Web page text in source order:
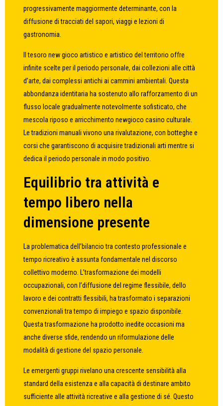
progressivamente maggiormente determinante, con la
diffusione di tracciati del sapori, viaggi e lezioni di
gastronomia.
Il tesoro new gioco artistico e artistico del territorio offre
infinite scelte per il periodo personale, dai collezioni alle città
d’arte, dai complessi antichi ai cammini ambientali. Questa
abbondanza identitaria ha sostenuto allo rafforzamento di un
flusso locale gradualmente notevolmente sofisticato, che
mescola riposo e arricchimento newgioco casino culturale.
Le tradizioni manuali vivono una rivalutazione, con botteghe e
corsi che garantiscono di acquisire tradizionali arti mentre si
dedica il periodo personale in modo positivo.
Equilibrio tra attività e
tempo libero nella
dimensione presente
La problematica dell’bilancio tra contesto professionale e
tempo ricreativo è assunta fondamentale nel discorso
collettivo moderno. L’trasformazione dei modelli
occupazionali, con l’diffusione del regime flessibile, dello
lavoro e dei contratti flessibili, ha trasformato i separazioni
convenzionali tra tempo di impiego e spazio disponibile.
Questa trasformazione ha prodotto inedite occasioni ma
anche diverse sfide, rendendo un riformulazione delle
modalità di gestione del spazio personale.
Le emergenti gruppi rivelano una crescente sensibilità alla
standard della esistenza e alla capacità di destinare ambito
sufficiente alle attività ricreative e alla gestione di sé. Questo